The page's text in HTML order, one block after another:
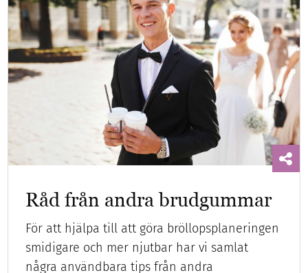
Råd från andra brudgummar
För att hjälpa till att göra bröllopsplaneringen
smidigare och mer njutbar har vi samlat
några användbara tips från andra